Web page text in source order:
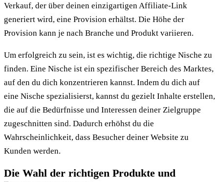
Verkauf, der über deinen einzigartigen Affiliate-Link
generiert wird, eine Provision erhältst. Die Höhe der
Provision kann je nach Branche und Produkt variieren.
Um erfolgreich zu sein, ist es wichtig, die richtige Nische zu
finden. Eine Nische ist ein spezifischer Bereich des Marktes,
auf den du dich konzentrieren kannst. Indem du dich auf
eine Nische spezialisierst, kannst du gezielt Inhalte erstellen,
die auf die Bedürfnisse und Interessen deiner Zielgruppe
zugeschnitten sind. Dadurch erhöhst du die
Wahrscheinlichkeit, dass Besucher deiner Website zu
Kunden werden.
Die Wahl der richtigen Produkte und